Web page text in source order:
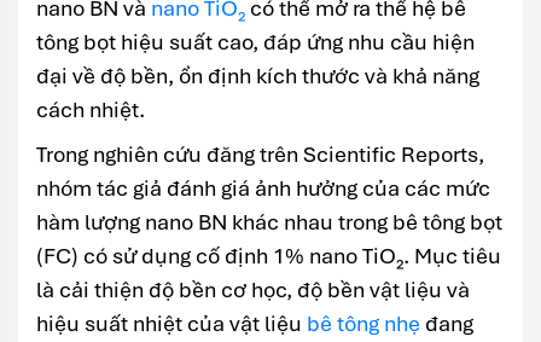
nano BN và nano TiO₂ có thể mở ra thế hệ bê
tông bọt hiệu suất cao, đáp ứng nhu cầu hiện
đại về độ bền, ổn định kích thước và khả năng
cách nhiệt.
Trong nghiên cứu đăng trên Scientific Reports,
nhóm tác giả đánh giá ảnh hưởng của các mức
hàm lượng nano BN khác nhau trong bê tông bọt
(FC) có sử dụng cố định 1% nano TiO₂. Mục tiêu
là cải thiện độ bền cơ học, độ bền vật liệu và
hiệu suất nhiệt của vật liệu bê tông nhẹ đang